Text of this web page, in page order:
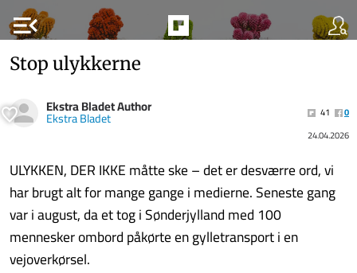
menu_open
Stop ulykkerne
Ekstra Bladet Author
Ekstra Bladet 41
0
24.04.2026
ULYKKEN, DER IKKE måtte ske – det er desværre ord, vi
har brugt alt for mange gange i medierne. Seneste gang
var i august, da et tog i Sønderjylland med 100
mennesker ombord påkørte en gylletransport i en
vejoverkørsel.